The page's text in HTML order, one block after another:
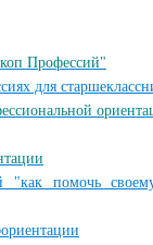
Профессий"
для
"как помочь